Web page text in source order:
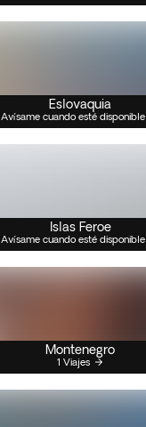
Eslovaquia
Avísame cuando esté disponible
Islas Feroe
Avísame cuando esté disponible
Montenegro
1 Viajes